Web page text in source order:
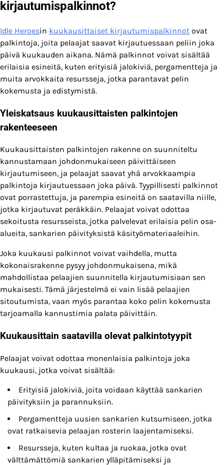
kirjautumispalkinnot?
Idle Heroesin kuukausittaiset kirjautumispalkinnot ovat
palkintoja, joita pelaajat saavat kirjautuessaan peliin joka
päivä kuukauden aikana. Nämä palkinnot voivat sisältää
erilaisia esineitä, kuten erityisiä jalokiviä, pergamentteja ja
muita arvokkaita resursseja, jotka parantavat pelin
kokemusta ja edistymistä.
Yleiskatsaus kuukausittaisten palkintojen
rakenteeseen
Kuukausittaisten palkintojen rakenne on suunniteltu
kannustamaan johdonmukaiseen päivittäiseen
kirjautumiseen, ja pelaajat saavat yhä arvokkaampia
palkintoja kirjautuessaan joka päivä. Tyypillisesti palkinnot
ovat porrastettuja, ja parempia esineitä on saatavilla niille,
jotka kirjautuvat peräkkäin. Pelaajat voivat odottaa
sekoitusta resursseista, jotka palvelevat erilaisia pelin osa-
alueita, sankarien päivityksistä käsityömateriaaleihin.
Joka kuukausi palkinnot voivat vaihdella, mutta
kokonaisrakenne pysyy johdonmukaisena, mikä
mahdollistaa pelaajien suunnitella kirjautumisiaan sen
mukaisesti. Tämä järjestelmä ei vain lisää pelaajien
sitoutumista, vaan myös parantaa koko pelin kokemusta
tarjoamalla kannustimia palata päivittäin.
Kuukausittain saatavilla olevat palkintotyypit
Pelaajat voivat odottaa monenlaisia palkintoja joka
kuukausi, jotka voivat sisältää:
Erityisiä jalokiviä, joita voidaan käyttää sankarien
päivityksiin ja parannuksiin.
Pergamentteja uusien sankarien kutsumiseen, jotka
ovat ratkaisevia pelaajan rosterin laajentamiseksi.
Resursseja, kuten kultaa ja ruokaa, jotka ovat
välttämättömiä sankarien ylläpitämiseksi ja